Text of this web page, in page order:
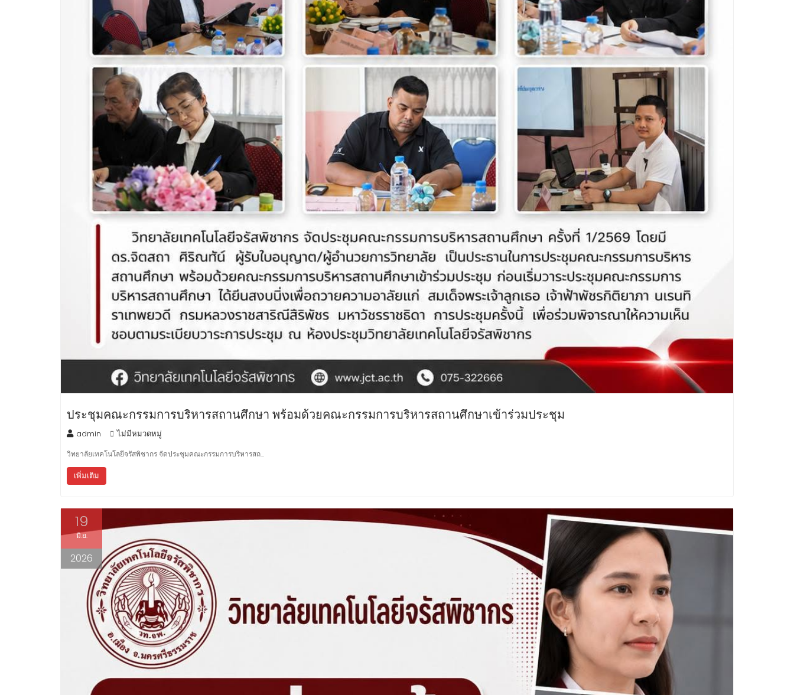
ประชุมคณะกรรมการบริหารสถานศึกษา พร้อมด้วยคณะกรรมการบริหารสถานศึกษาเข้าร่วมประชุม
admin ไม่มีหมวดหมู่
วิทยาลัยเทคโนโลยีจรัสพิชากร จัดประชุมคณะกรรมการบริหารสถ…
เพิ่มเติม
19
มิ.ย.
2026